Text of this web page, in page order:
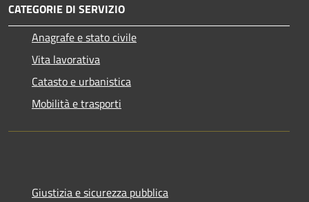
CATEGORIE DI SERVIZIO
Anagrafe e stato civile
Vita lavorativa
Catasto e urbanistica
Mobilità e trasporti
Giustizia e sicurezza pubblica